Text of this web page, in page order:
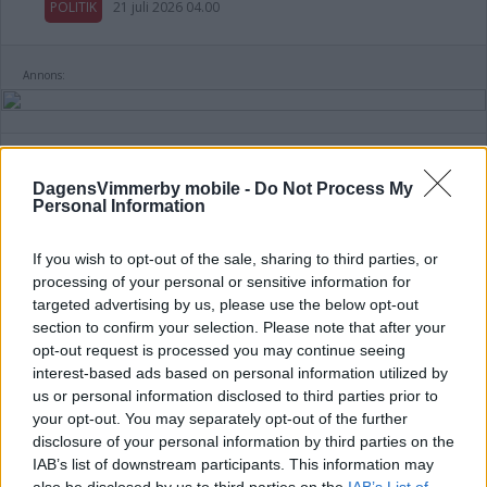
DagensVimmerby mobile - Do Not Process My
Personal Information
If you wish to opt-out of the sale, sharing to third parties, or
processing of your personal or sensitive information for
targeted advertising by us, please use the below opt-out
section to confirm your selection. Please note that after your
opt-out request is processed you may continue seeing
interest-based ads based on personal information utilized by
us or personal information disclosed to third parties prior to
your opt-out. You may separately opt-out of the further
disclosure of your personal information by third parties on the
IAB’s list of downstream participants. This information may
POLITIK 21 juli 2026 04.00
Annons:
– lokala politikerna får extra tufft
POLITIK 19 juli 2026 12.00
Malin Sjölander vill ha en tillgänglig
vård i alla steg
POLITIK 15 juli 2026 13.15